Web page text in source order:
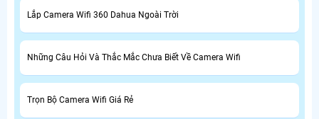
Lắp Camera Wifi 360 Dahua Ngoài Trời
Những Câu Hỏi Và Thắc Mắc Chưa Biết Về Camera Wifi
Trọn Bộ Camera Wifi Giá Rẻ